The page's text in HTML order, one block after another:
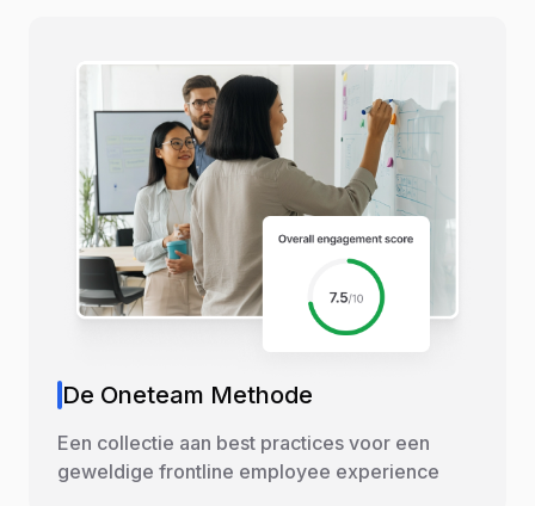
De Oneteam Methode
Een collectie aan best practices voor een
geweldige frontline employee experience